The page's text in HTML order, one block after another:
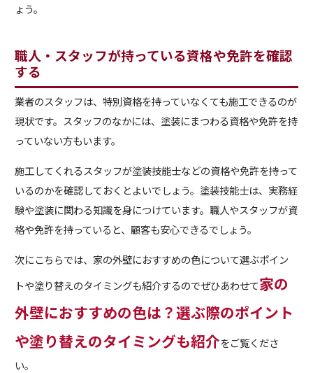
ょう。
職人・スタッフが持っている資格や免許を確認
する
業者のスタッフは、特別資格を持っていなくても施工できるのが
現状です。スタッフのなかには、塗装にまつわる資格や免許を持
っていない方もいます。
施工してくれるスタッフが塗装技能士などの資格や免許を持って
いるのかを確認しておくとよいでしょう。塗装技能士は、実務経
験や塗装に関わる知識を身につけています。職人やスタッフが資
格や免許を持っていると、顧客も安心できるでしょう。
次にこちらでは、家の外壁におすすめの色について選ぶポイン
トや塗り替えのタイミングも紹介するのでぜひあわせて家の
外壁におすすめの色は？選ぶ際のポイント
や塗り替えのタイミングも紹介をご覧くださ
い。